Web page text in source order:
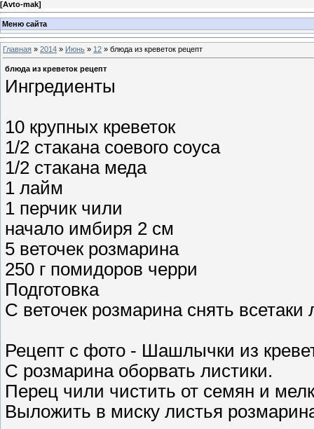
[Avto-mak]
Меню сайта
Главная » 2014 » Июнь » 12 » блюда из креветок рецепт
блюда из креветок рецепт
Ингредиенты
10 крупных креветок
1/2 стакана соевого соуса
1/2 стакана меда
1 лайм
1 перчик чили
начало имбиря 2 см
5 веточек розмарина
250 г помидоров черри
Подготовка
С веточек розмарина снять
Рецепт с фото - Шашлычки из
С розмарина оборвать листики.
Перец чили чистить от семян и
Выложить в миску листья